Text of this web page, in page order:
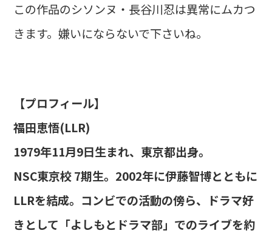
この作品のシソンヌ・長谷川忍は異常にムカつ
きます。嫌いにならないで下さいね。
【プロフィール】
福田恵悟(LLR)
1979年11月9日生まれ、東京都出身。
NSC東京校 7期生。2002年に伊藤智博とともに
LLRを結成。コンビでの活動の傍ら、ドラマ好
きとして「よしもとドラマ部」でのライブを約